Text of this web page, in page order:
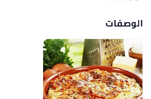
الوصفات